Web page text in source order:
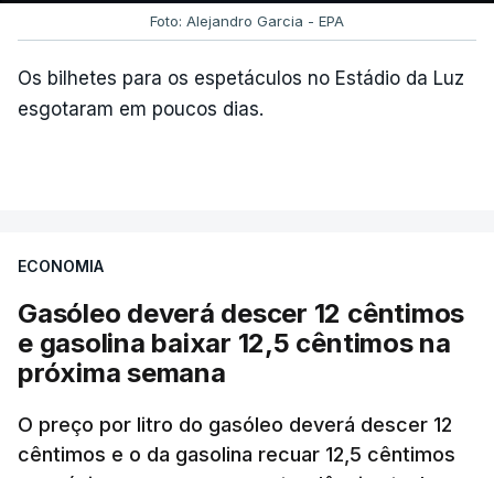
Foto: Alejandro Garcia - EPA
Os bilhetes para os espetáculos no Estádio da Luz
esgotaram em poucos dias.
ECONOMIA
Gasóleo deverá descer 12 cêntimos
e gasolina baixar 12,5 cêntimos na
próxima semana
O preço por litro do gasóleo deverá descer 12
cêntimos e o da gasolina recuar 12,5 cêntimos